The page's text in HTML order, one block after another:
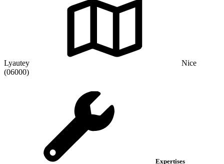
Lyautey
Nice
(06000)
Expertises